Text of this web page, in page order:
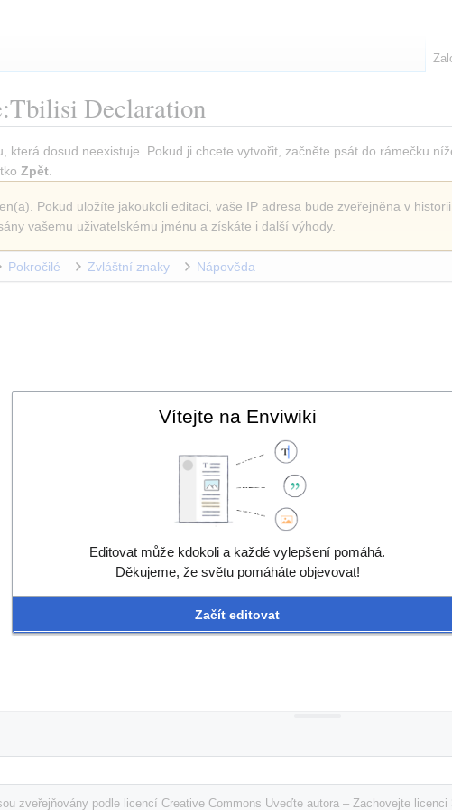
Declaration
která dosud neexistuje. Pokud ji chcete vytvořit, začněte psát do rámečku
Zpět.
Pokud uložíte jakoukoli editaci, vaše IP adresa bude zveřejněna v
vašemu uživatelskému jménu a získáte i další výhody.
Pokročilé Zvláštní znaky Nápověda
zveřejňovány podle licencí Creative Commons Uveďte autora – Zachovejte licenci
Vítejte na Enviwiki
Editovat může kdokoli a každé vylepšení pomáhá.
Děkujeme, že světu pomáháte objevovat!
Začít editovat